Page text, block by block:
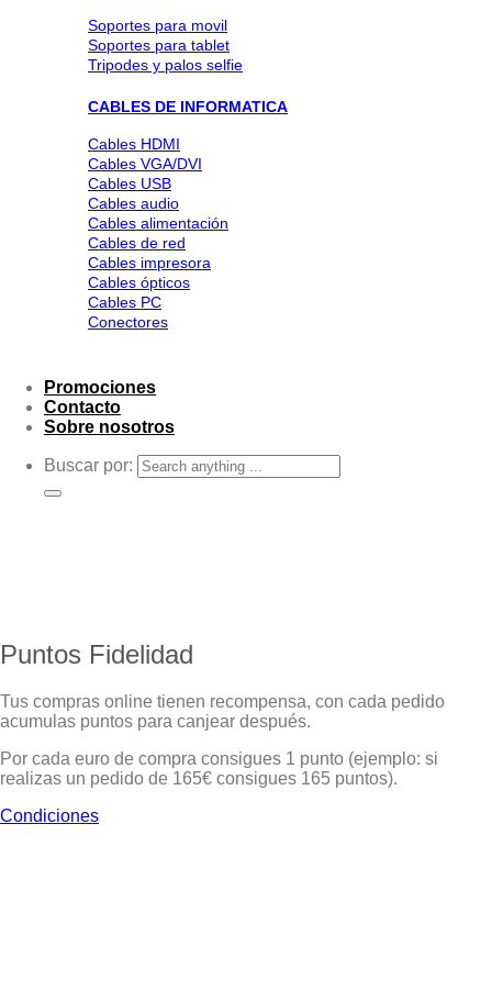
Soportes para movil
Soportes para tablet
Tripodes y palos selfie
CABLES DE INFORMATICA
Cables HDMI
Cables VGA/DVI
Cables USB
Cables audio
Cables alimentación
Cables de red
Cables impresora
Cables ópticos
Cables PC
Conectores
Promociones
Contacto
Sobre nosotros
Buscar por:
Puntos Fidelidad
Tus compras online tienen recompensa, con cada pedido
acumulas puntos para canjear después.
Por cada euro de compra consigues 1 punto (ejemplo: si
realizas un pedido de 165€ consigues 165 puntos).
Condiciones